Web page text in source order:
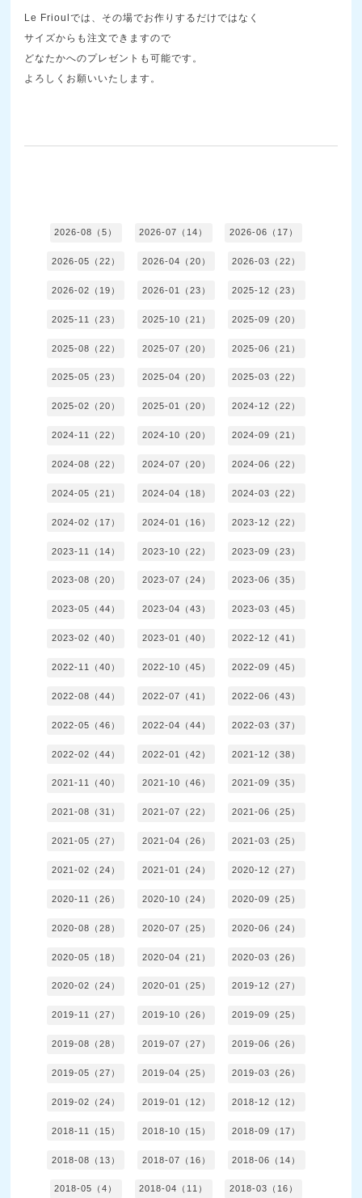
Le Frioulでは、その場でお作りするだけではなく
サイズからも注文できますので
どなたかへのプレゼントも可能です。
よろしくお願いいたします。
2026-08（5） 2026-07（14） 2026-06（17）
2026-05（22） 2026-04（20） 2026-03（22）
2026-02（19） 2026-01（23） 2025-12（23）
2025-11（23） 2025-10（21） 2025-09（20）
2025-08（22） 2025-07（20） 2025-06（21）
2025-05（23） 2025-04（20） 2025-03（22）
2025-02（20） 2025-01（20） 2024-12（22）
2024-11（22） 2024-10（20） 2024-09（21）
2024-08（22） 2024-07（20） 2024-06（22）
2024-05（21） 2024-04（18） 2024-03（22）
2024-02（17） 2024-01（16） 2023-12（22）
2023-11（14） 2023-10（22） 2023-09（23）
2023-08（20） 2023-07（24） 2023-06（35）
2023-05（44） 2023-04（43） 2023-03（45）
2023-02（40） 2023-01（40） 2022-12（41）
2022-11（40） 2022-10（45） 2022-09（45）
2022-08（44） 2022-07（41） 2022-06（43）
2022-05（46） 2022-04（44） 2022-03（37）
2022-02（44） 2022-01（42） 2021-12（38）
2021-11（40） 2021-10（46） 2021-09（35）
2021-08（31） 2021-07（22） 2021-06（25）
2021-05（27） 2021-04（26） 2021-03（25）
2021-02（24） 2021-01（24） 2020-12（27）
2020-11（26） 2020-10（24） 2020-09（25）
2020-08（28） 2020-07（25） 2020-06（24）
2020-05（18） 2020-04（21） 2020-03（26）
2020-02（24） 2020-01（25） 2019-12（27）
2019-11（27） 2019-10（26） 2019-09（25）
2019-08（28） 2019-07（27） 2019-06（26）
2019-05（27） 2019-04（25） 2019-03（26）
2019-02（24） 2019-01（12） 2018-12（12）
2018-11（15） 2018-10（15） 2018-09（17）
2018-08（13） 2018-07（16） 2018-06（14）
2018-05（4） 2018-04（11） 2018-03（16）